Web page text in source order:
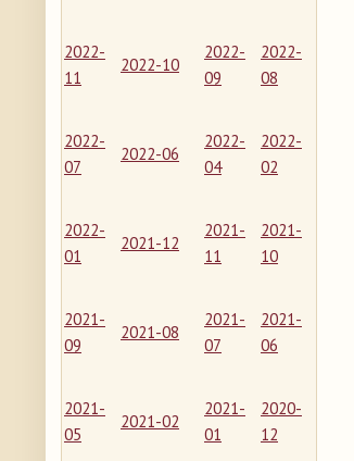
2022-
11
2022-10
2022-
09
2022-
08
2022-
07
2022-06
2022-
04
2022-
02
2022-
01
2021-12
2021-
11
2021-
10
2021-
09
2021-08
2021-
07
2021-
06
2021-
05
2021-02
2021-
01
2020-
12